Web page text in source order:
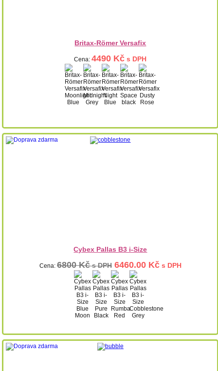
Britax-Römer Versafix
Cena:4490 Kč s DPH
Cybex Pallas B3 i-Size
Cena: 6800 Kčs DPH 6460.00 Kčs DPH